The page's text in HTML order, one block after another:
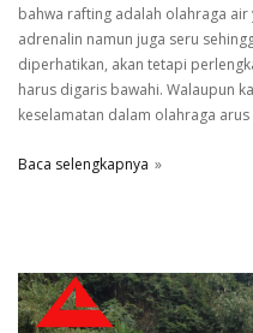
bahwa rafting adalah olahraga
adrenalin namun juga seru
diperhatikan, akan tetapi
harus digaris bawahi. Walaupun
keselamatan dalam olahraga
Baca selengkapnya